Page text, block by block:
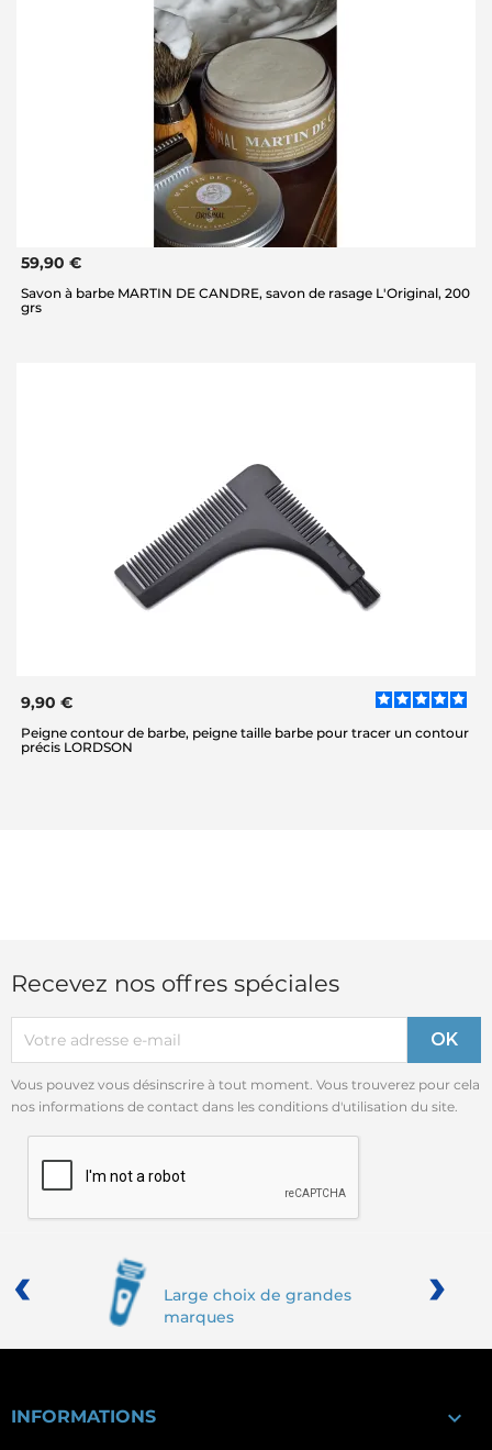
59,90 €
Savon à barbe MARTIN DE CANDRE, savon de rasage L'Original, 200
grs
9,90 €
Peigne contour de barbe, peigne taille barbe pour tracer un contour
précis LORDSON
Recevez nos offres spéciales
Vous pouvez vous désinscrire à tout moment. Vous trouverez pour cela
nos informations de contact dans les conditions d'utilisation du site.
Large choix de grandes
marques
‹ ›
INFORMATIONS 